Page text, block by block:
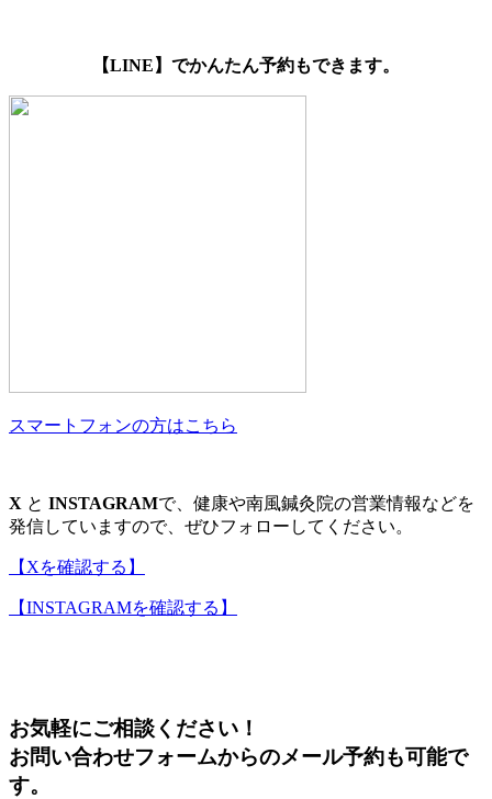
【LINE】でかんたん予約もできます。
スマートフォンの方はこちら
X と INSTAGRAMで、健康や南風鍼灸院の営業情報などを
発信していますので、ぜひフォローしてください。
【Xを確認する】
【INSTAGRAMを確認する】
お気軽にご相談ください！
お問い合わせフォームからのメール予約も可能で
す。